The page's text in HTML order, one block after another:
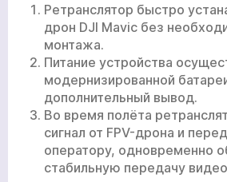
Ретранслятор быстро
дрон DJI Mavic без
монтажа.
Питание устройства
модернизированной
дополнительный вывод.
Во время полёта
сигнал от FPV-дрона и
оператору, одновременно
стабильную передачу